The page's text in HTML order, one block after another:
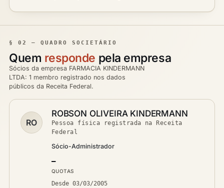
§ 02 — QUADRO SOCIETÁRIO
Quem responde pela empresa
Sócios da empresa FARMACIA KINDERMANN
LTDA: 1 membro registrado nos dados
públicos da Receita Federal.
RO
ROBSON OLIVEIRA KINDERMANN
Pessoa física registrada na Receita
Federal
Sócio-Administrador
—
QUOTAS
Desde 03/03/2005